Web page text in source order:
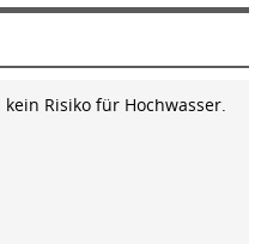
Risiko für Hochwasser.